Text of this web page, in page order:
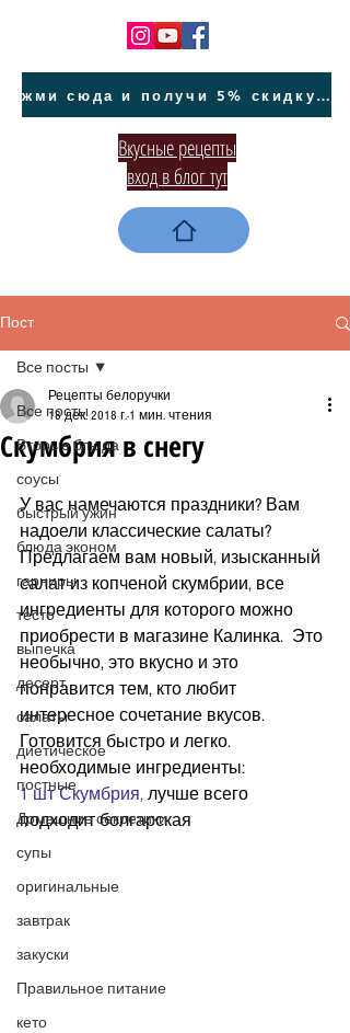
жми сюда и получи 5% скидку на покупку авто на Кипре и автообслуживание
Вкусные рецепты
вход в блог тут
Пост
Все посты
Вторые блюда
соусы
быстрый ужин
блюда эконом
гарниры
тесто
выпечка
десерт
салаты
диетическое
постные
Домашние секретики
супы
оригинальные
завтрак
закуски
Правильное питание
кето
Все посты
Скумбрия в снегу
Рецепты белоручки
18 дек. 2018 г. 1 мин. чтения
У вас намечаются праздники? Вам
надоели классические салаты?
Предлагаем вам новый, изысканный
салат из копченой скумбрии, все
ингредиенты для которого можно
приобрести в магазине Калинка.  Это
необычно, это вкусно и это
понравится тем, кто любит
интересное сочетание вкусов.
Готовится быстро и легко.
необходимые ингредиенты:
1 шт Скумбрия, лучше всего
подходит болгарская